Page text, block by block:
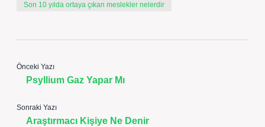
Son 10 yılda ortaya çıkan meslekler nelerdir
Önceki Yazı
Psyllium Gaz Yapar Mı
Sonraki Yazı
Araştırmacı Kişiye Ne Denir